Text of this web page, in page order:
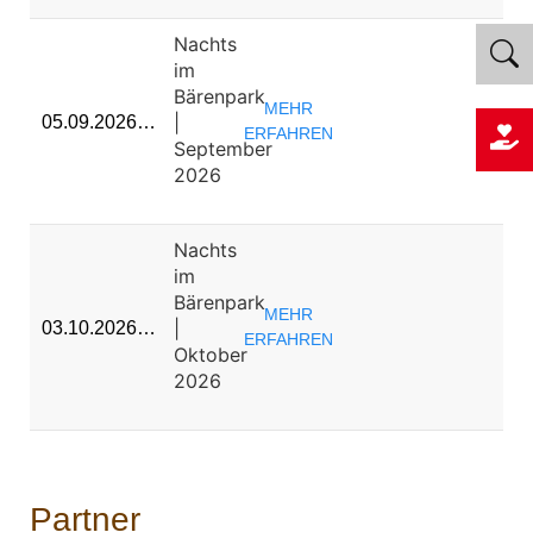
05.09.2026…
Nachts
im
Bärenpark
September
2026
MEHR
ERFAHREN
03.10.2026…
Nachts
im
Bärenpark
Oktober
2026
MEHR
ERFAHREN
Partner